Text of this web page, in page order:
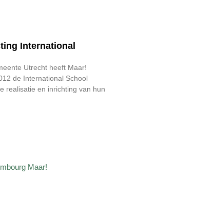
International
Utrecht heeft Maar!
de International School
realisatie en inrichting van hun